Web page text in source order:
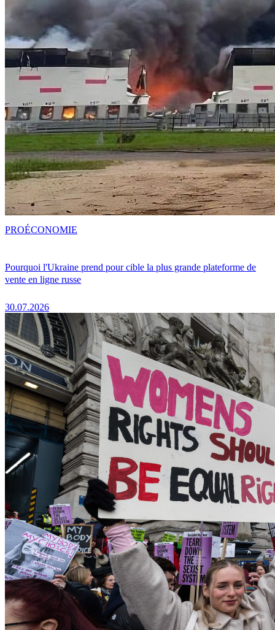
Pourquoi l'Ukraine prend pour cible la plus grande plateforme de
vente en ligne russe
30.07.2026
PROÉCONOMIE